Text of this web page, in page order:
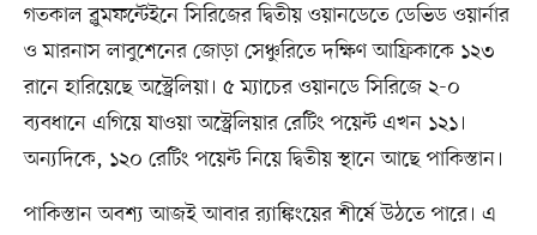
গতকাল ব্লুমফন্টেইনে সিরিজের দ্বিতীয় ওয়ানডেতে ডেভিড ওয়ার্নার
ও মারনাস লাবুশেনের জোড়া সেঞ্চুরিতে দক্ষিণ আফ্রিকাকে ১২৩
রানে হারিয়েছে অস্ট্রেলিয়া। ৫ ম্যাচের ওয়ানডে সিরিজে ২-০
ব্যবধানে এগিয়ে যাওয়া অস্ট্রেলিয়ার রেটিং পয়েন্ট এখন ১২১।
অন্যদিকে, ১২০ রেটিং পয়েন্ট নিয়ে দ্বিতীয় স্থানে আছে পাকিস্তান।
পাকিস্তান অবশ্য আজই আবার র‌্যাঙ্কিংয়ের শীর্ষে উঠতে পারে। এ